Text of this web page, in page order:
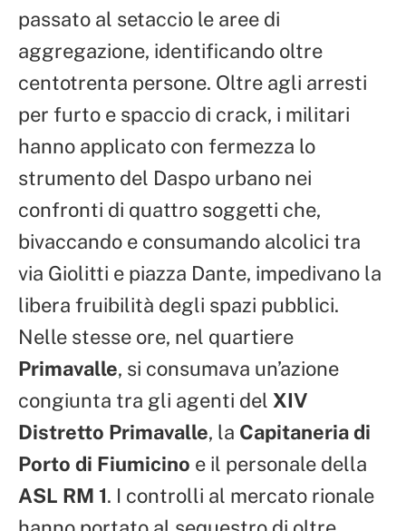
passato al setaccio le aree di
aggregazione, identificando oltre
centotrenta persone. Oltre agli arresti
per furto e spaccio di crack, i militari
hanno applicato con fermezza lo
strumento del Daspo urbano nei
confronti di quattro soggetti che,
bivaccando e consumando alcolici tra
via Giolitti e piazza Dante, impedivano la
libera fruibilità degli spazi pubblici.
Nelle stesse ore, nel quartiere
Primavalle, si consumava un’azione
congiunta tra gli agenti del XIV
Distretto Primavalle, la Capitaneria di
Porto di Fiumicino e il personale della
ASL RM 1. I controlli al mercato rionale